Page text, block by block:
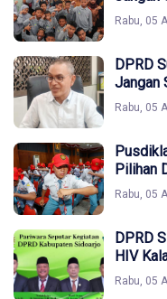
Rabu, 05
DPRD
Jangan
Rabu, 05
Pilihan
Rabu, 05
DPRD
HIV
Rabu, 05